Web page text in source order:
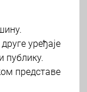
уређаје
публику.
представе